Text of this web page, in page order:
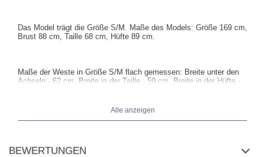
Das Model trägt die Größe S/M. Maße des Models: Größe 169 cm,
Brust 88 cm, Taille 68 cm, Hüfte 89 cm
Maße der Weste in Größe S/M flach gemessen: Breite unter den
Achseln - 62 cm, Breite in der Taille - 59 cm, Breite in der Hüfte -
Alle anzeigen
BEWERTUNGEN